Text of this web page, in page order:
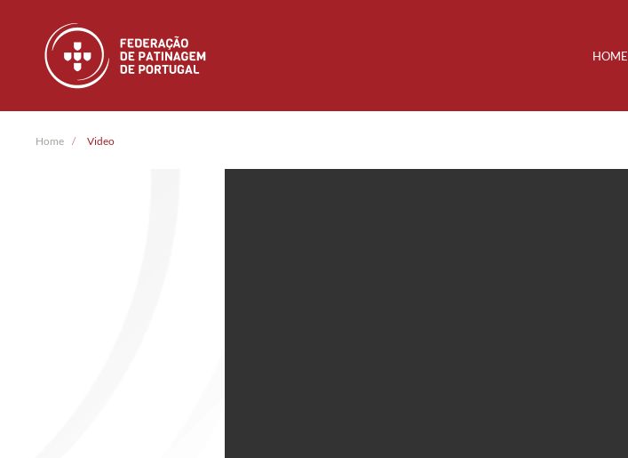
Skip to main content HOME
Home Video